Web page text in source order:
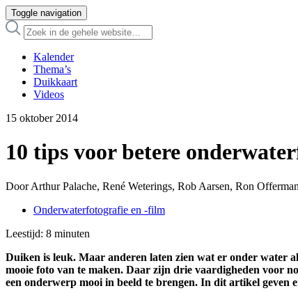
Toggle navigation
Kalender
Thema’s
Duikkaart
Videos
15 oktober 2014
10 tips voor betere
Door Arthur Palache, René Weterings, Rob Aarsen, Ron
Onderwaterfotografie en -film
Leestijd: 8 minuten
Duiken is leuk. Maar anderen laten zien wat er onder water
mooie foto van te maken. Daar zijn drie vaardigheden voor
een onderwerp mooi in beeld te brengen. In dit artikel geven